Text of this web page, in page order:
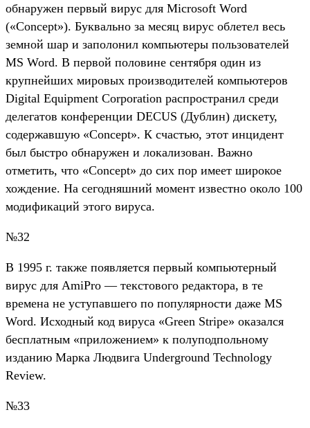
обнаружен первый вирус для Microsoft Word
(«Concept»). Буквально за месяц вирус облетел весь
земной шар и заполонил компьютеры пользователей
MS Word. В первой половине сентября один из
крупнейших мировых производителей компьютеров
Digital Equipment Corporation распространил среди
делегатов конференции DECUS (Дублин) дискету,
содержавшую «Concept». К счастью, этот инцидент
был быстро обнаружен и локализован. Важно
отметить, что «Concept» до сих пор имеет широкое
хождение. На сегодняшний момент известно около 100
модификаций этого вируса.
№32
В 1995 г. также появляется первый компьютерный
вирус для AmiPro — текстового редактора, в те
времена не уступавшего по популярности даже MS
Word. Исходный код вируса «Green Stripe» оказался
бесплатным «приложением» к полуподпольному
изданию Марка Людвига Underground Technology
Review.
№33